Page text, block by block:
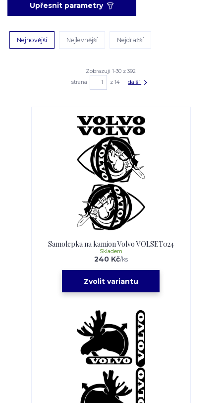
Upřesnit parametry
Nejnovější Nejlevnější Nejdražší
Zobrazuji 1-30 z 392
strana
z 14 další
Samolepka na kamion Volvo VOLSET024
240 Kč/ks
Skladem
Zvolit variantu